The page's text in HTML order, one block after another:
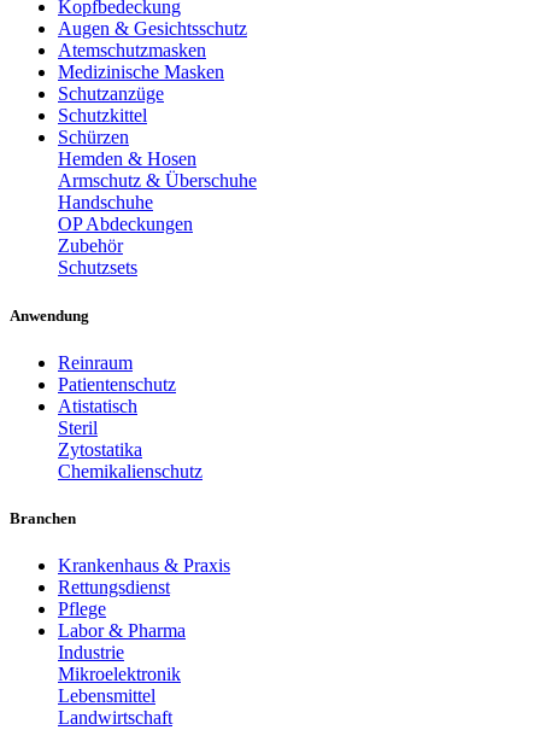
Kopfbedeckung
Augen & Gesichtsschutz
Atemschutzmasken
Medizinische Masken
Schutzanzüge
Schutzkittel
Schürzen
Hemden & Hosen
Armschutz & Überschuhe
Handschuhe
OP Abdeckungen
Zubehör
Schutzsets
Anwendung
Reinraum
Patientenschutz
Atistatisch
Steril
Zytostatika
Chemikalienschutz
Branchen
Krankenhaus & Praxis
Rettungsdienst
Pflege
Labor & Pharma
Industrie
Mikroelektronik
Lebensmittel
Landwirtschaft